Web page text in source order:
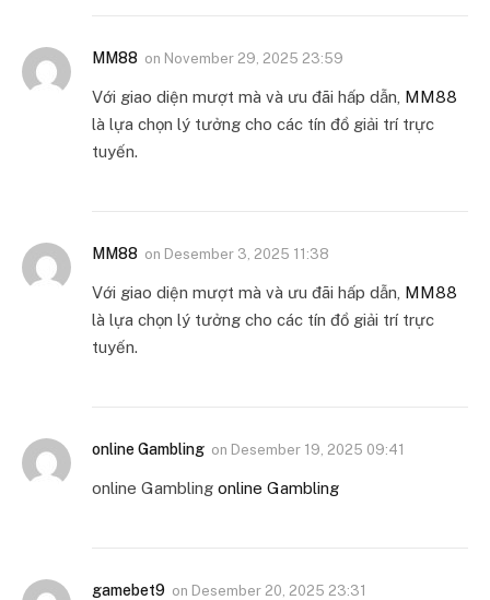
MM88 on November 29, 2025 23:59
Với giao diện mượt mà và ưu đãi hấp dẫn, MM88
là lựa chọn lý tưởng cho các tín đồ giải trí trực
tuyến.
MM88 on Desember 3, 2025 11:38
Với giao diện mượt mà và ưu đãi hấp dẫn, MM88
là lựa chọn lý tưởng cho các tín đồ giải trí trực
tuyến.
online Gambling on Desember 19, 2025 09:41
online Gambling online Gambling
gamebet9 on Desember 20, 2025 23:31